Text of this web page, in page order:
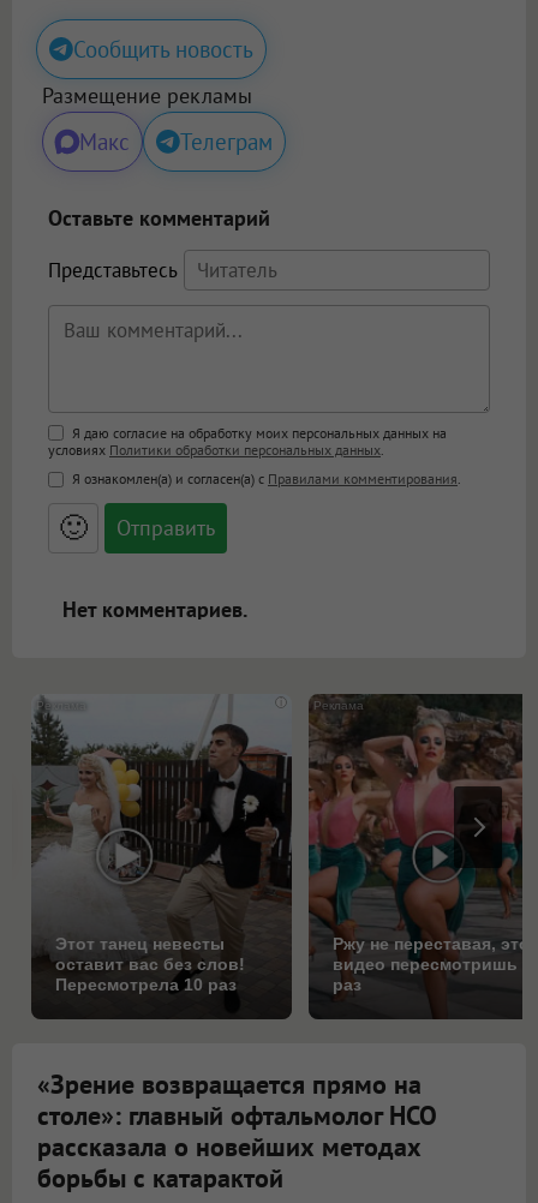
Сообщить новость
Размещение рекламы
Макс Телеграм
Оставьте комментарий
Представьтесь
Поддержка HTML
<b>, <strong>, <u>, <i>, <em>, <s>, <big>,
<small>, <sup>, <sub>, <pre>, <ul>, <ol>, <li>,
<blockquote>, <code> экранирует HTML,
адреса URL автоматически становятся
ссылками, и [img]адрес[/img] будет
Я даю согласие на обработку моих персональных данных на
условиях Политики обработки персональных данных.
Я ознакомлен(а) и согласен(а) с Правилами комментирования.
🙂
Нет комментариев.
i
Этот танец невесты
оставит вас без слов!
Пересмотрела 10 раз
Ржу не переставая, это
видео пересмотришь
раз
«Зрение возвращается прямо на
столе»: главный офтальмолог НСО
рассказала о новейших методах
борьбы с катарактой